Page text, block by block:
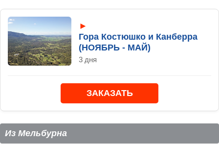
►
Гора Костюшко и Канберра
(НОЯБРЬ - МАЙ)
3 дня
ЗАКАЗАТЬ
Из Мельбурна